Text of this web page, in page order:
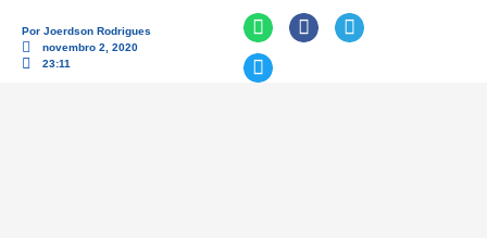
Por Joerdson Rodrigues
novembro 2, 2020
23:11